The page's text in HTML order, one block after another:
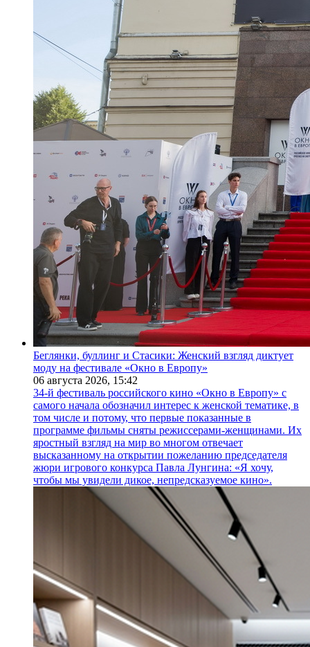
Беглянки, буллинг и Стасики: Женский взгляд диктует
моду на фестивале «Окно в Европу»
06 августа 2026, 15:42
34-й фестиваль российского кино «Окно в Европу» с
самого начала обозначил интерес к женской тематике, в
том числе и потому, что первые показанные в
программе фильмы сняты режиссерами-женщинами. Их
яростный взгляд на мир во многом отвечает
высказанному на открытии пожеланию председателя
жюри игрового конкурса Павла Лунгина: «Я хочу,
чтобы мы увидели дикое, непредсказуемое кино».